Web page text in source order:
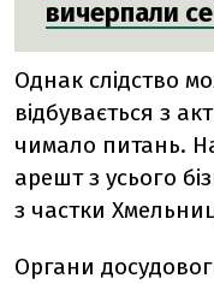
вичерпали
Однак слідство
відбувається з
чимало питань.
арешт з усього
з частки
Органи